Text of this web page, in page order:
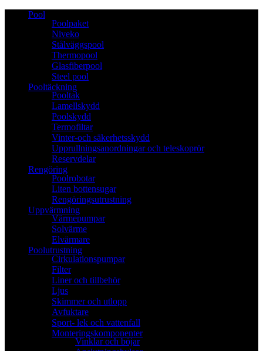
Pool
Poolpaket
Niveko
Stålväggspool
Thermopool
Glasfiberpool
Steel pool
Pooltäckning
Pooltak
Lamellskydd
Poolskydd
Termofiltar
Vinter-och säkerhetsskydd
Upprullningsanordningar och teleskoprör
Reservdelar
Rengöring
Poolrobotar
Liten bottensugar
Rengöringsutrustning
Uppvärmning
Värmepumpar
Solvärme
Elvärmare
Poolutrustning
Cirkulationspumpar
Filter
Liner och tillbehör
Ljus
Skimmer och utlopp
Avfuktare
Sport- lek och vattenfall
Monteringskomponenter
Vinklar och böjar